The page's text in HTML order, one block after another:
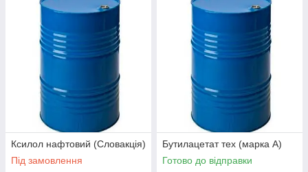
Ксилол нафтовий (Словакція)
Під замовлення
Бутилацетат тех (марка А)
Готово до відправки